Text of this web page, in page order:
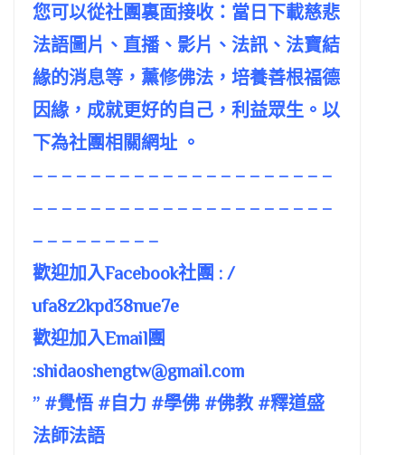
您可以從社團裏面接收：當日下載慈悲
法語圖片、直播、影片、法訊、法寶結
緣的消息等，薰修佛法，培養善根福德
因緣，成就更好的自己，利益眾生。以
下為社團相關網址 。
– – – – – – – – – – – – – – – – – – – – –
– – – – – – – – – – – – – – – – – – – – –
– – – – – – – – –
歡迎加入Facebook社團 : /
ufa8z2kpd38nue7e
歡迎加入Email團
:shidaoshengtw@gmail.com
” #覺悟 #自力 #學佛 #佛教 #釋道盛
法師法語